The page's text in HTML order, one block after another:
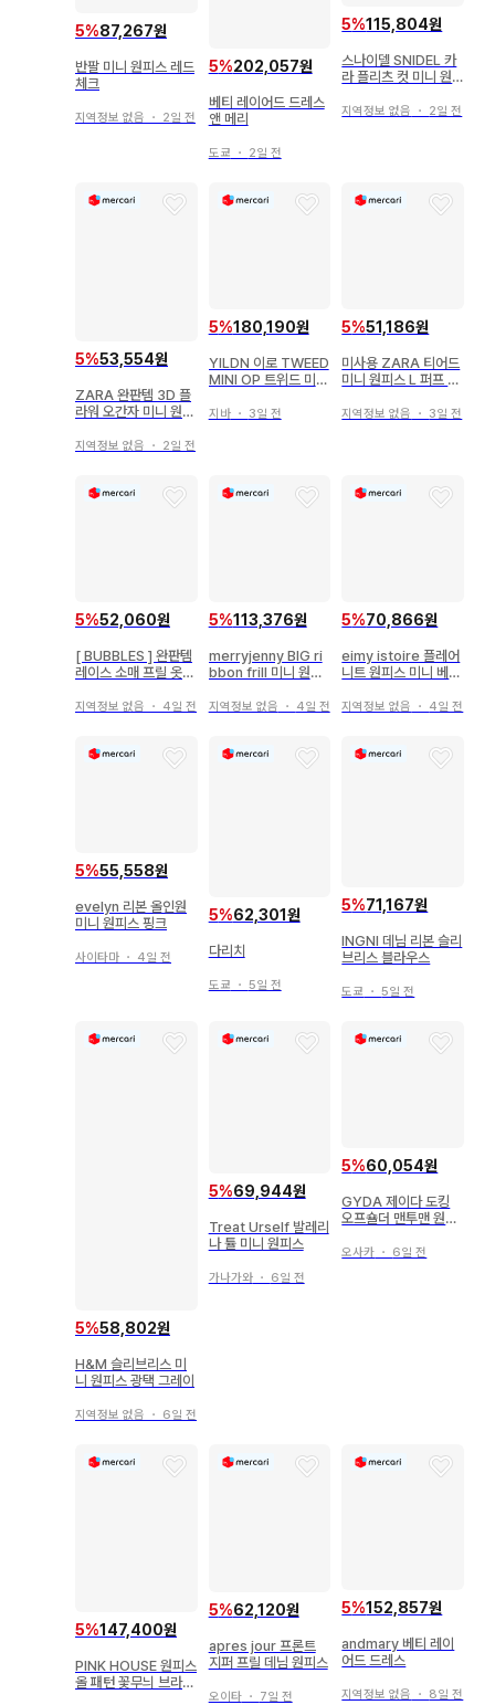
5%87,267원
반팔 미니 원피스 레드
체크
지역정보 없음 ・ 2일 전
5%202,057원
베티 레이어드 드레스
앤 메리
도쿄 ・ 2일 전
5%115,804원
스나이델 SNIDEL 카
라 플리츠 컷 미니 원
지역정보 없음 ・ 2일 전
5%53,554원
ZARA 완판템 3D 플
라워 오간자 미니 원피
지역정보 없음 ・ 2일 전
5%180,190원
YILDN 이로 TWEED
MINI OP 트위드 미니
지바・ 3일 전
5%51,186원
미사용 ZARA 티어드
미니 원피스 L 퍼프 슬
지역정보 없음 ・ 3일 전
5%52,060원
[ BUBBLES ] 완판템
레이스 소매 프릴 옷깃
지역정보 없음 ・ 4일 전
5%113,376원
merryjenny BIG ri
bbon frill 미니 원피
지역정보 없음 ・ 4일 전
5%70,866원
eimy istoire 플레어
니트 원피스 미니 베이
지역정보 없음 ・ 4일 전
5%55,558원
evelyn 리본 올인원
미니 원피스 핑크
사이타마 ・ 4일 전
5%62,301원
다리치
도쿄 ・ 5일 전
5%71,167원
INGNI 데님 리본 슬리
브리스 블라우스
도쿄 ・5일 전
5%58,802원
H&M 슬리브리스 미
니 원피스 광택 그레이
지역정보 없음 ・ 6일 전
5%69,944원
Treat Urself 발레리
나 튤 미니 원피스
가나가와・ 6일 전
5%60,054원
GYDA 제이다 도킹
오프숄더 맨투맨 원피
오사카 ・ 6일 전
5%147,400원
PINK HOUSE 원피스
올 패턴 꽃무늬 브라운
5%62,120원
apres jour 프론트
지퍼 프릴 데님 원피스
오이타・ 7일 전
5%152,857원
andmary 베티 레이
어드 드레스
지역정보 없음 ・ 8일 전